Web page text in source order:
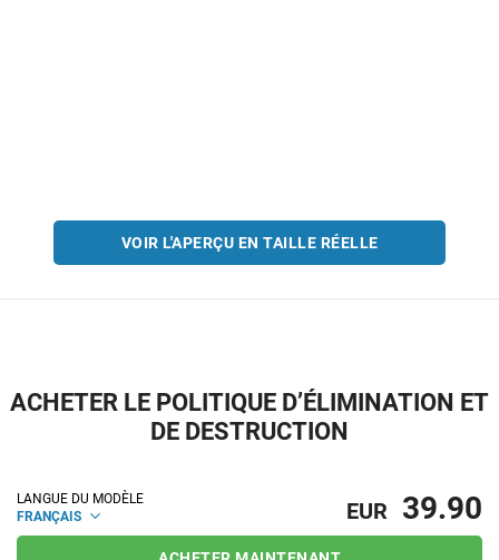
VOIR L'APERÇU EN TAILLE RÉELLE
ACHETER LE POLITIQUE D’ÉLIMINATION ET
DE DESTRUCTION
LANGUE DU MODÈLE
FRANÇAIS
EUR 39.90